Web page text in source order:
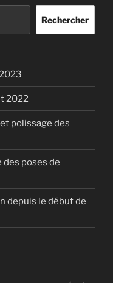
Rechercher
2022
polissage des
des poses de
depuis le début de